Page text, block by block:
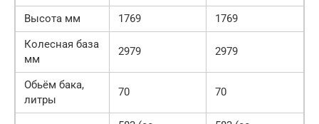
Высота мм
1769
1769
Колесная база
мм
2979 2979
Обьём бака,
литры
70 70